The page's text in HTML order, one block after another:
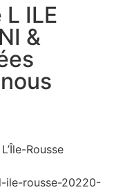
ILE
&
Rousse
ile-rousse-20220-